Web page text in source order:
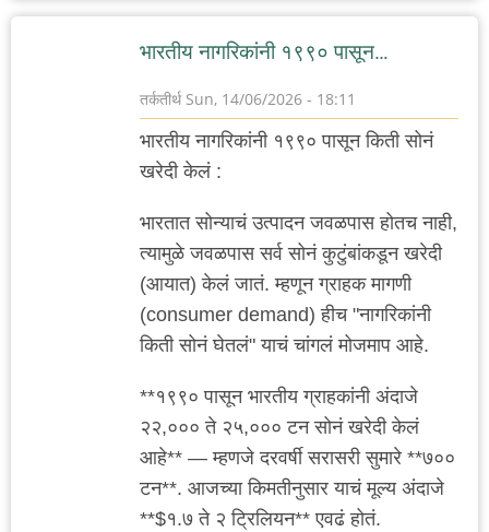
भारतीय नागरिकांनी १९९० पासून…
तर्कतीर्थSun, 14/06/2026 - 18:11
भारतीय नागरिकांनी १९९० पासून किती सोनं
खरेदी केलं :
भारतात सोन्याचं उत्पादन जवळपास होतच नाही,
त्यामुळे जवळपास सर्व सोनं कुटुंबांकडून खरेदी
(आयात) केलं जातं. म्हणून ग्राहक मागणी
(consumer demand) हीच "नागरिकांनी
किती सोनं घेतलं" याचं चांगलं मोजमाप आहे.
**१९९० पासून भारतीय ग्राहकांनी अंदाजे
२२,००० ते २५,००० टन सोनं खरेदी केलं
आहे** — म्हणजे दरवर्षी सरासरी सुमारे **७००
टन**. आजच्या किमतीनुसार याचं मूल्य अंदाजे
**$१.७ ते २ ट्रिलियन** एवढं होतं.